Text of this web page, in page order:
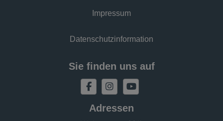
Impressum
Datenschutzinformation
Sie finden uns auf
Adressen